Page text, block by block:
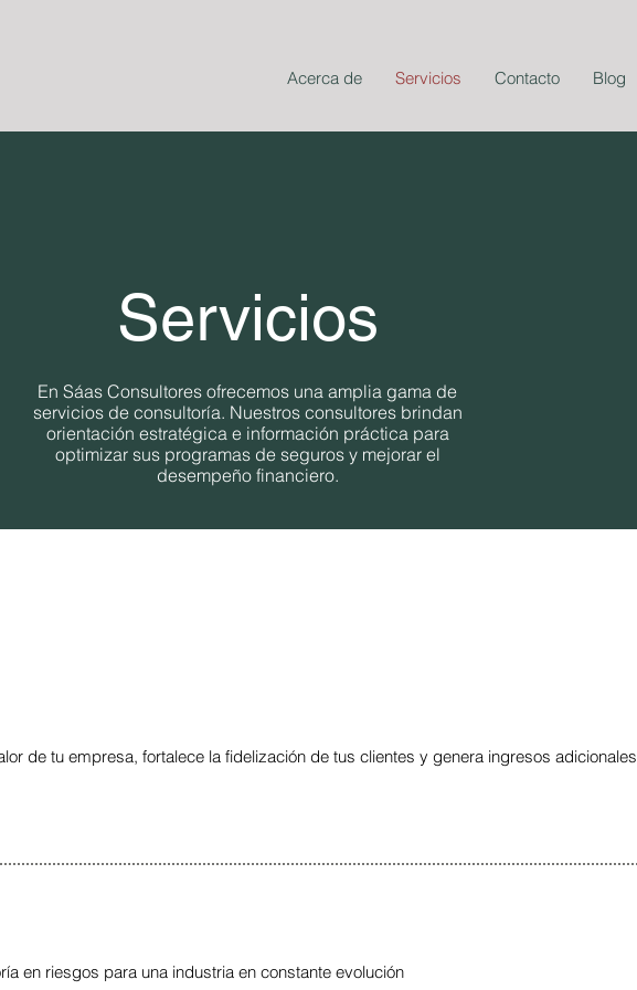
Acerca de Servicios Contacto Blog
Servicios
En Sáas Consultores ofrecemos una amplia gama de
servicios de consultoría. Nuestros consultores brindan
orientación estratégica e información práctica para
optimizar sus programas de seguros y mejorar el
desempeño financiero.
de tu empresa, fortalece la fidelización de tus clientes y genera ingresos adicionales
en riesgos para una industria en constante evolución